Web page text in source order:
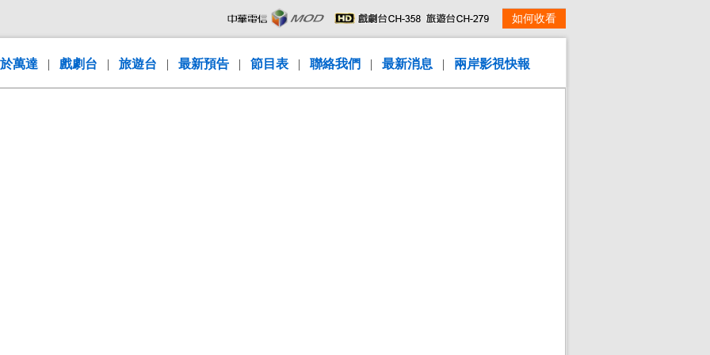
如何收看
萬達 | 戲劇台 | 旅遊台 | 最新預告 | 節目表 | 聯絡我們 | 最新消息 | 兩岸影視快報